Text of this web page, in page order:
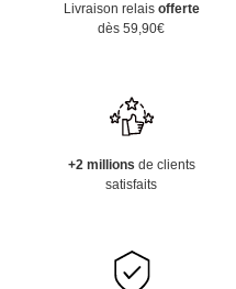
Livraison relais offerte
dès 59,90€
+2 millions de clients
satisfaits